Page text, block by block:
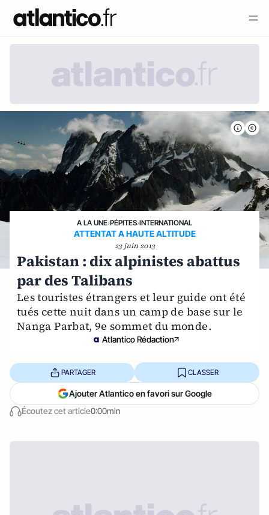
A LA UNE›PÉPITES›INTERNATIONAL
ATTENTAT A HAUTE ALTITUDE
23 juin 2013
Pakistan : dix alpinistes abattus
par des Talibans
Les touristes étrangers et leur guide ont été
tués cette nuit dans un camp de base sur le
Nanga Parbat, 9e sommet du monde.
Atlantico Rédaction
Écoutez cet article0:00min
PARTAGER CLASSER
Ajouter Atlantico en favori sur Google